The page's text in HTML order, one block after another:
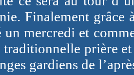
Finalement grâce
un mercredi et
prière
gardiens de